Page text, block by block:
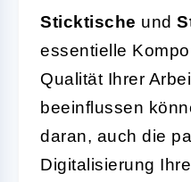
Sticktische und
essentielle
Qualität Ihrer
beeinflussen
daran, auch die
Digitalisierung